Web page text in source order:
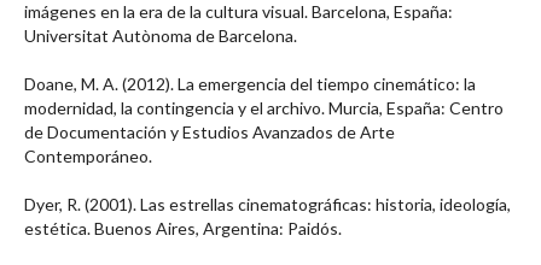
imágenes en la era de la cultura visual. Barcelona, España:
Universitat Autònoma de Barcelona.
Doane, M. A. (2012). La emergencia del tiempo cinemático: la
modernidad, la contingencia y el archivo. Murcia, España: Centro
de Documentación y Estudios Avanzados de Arte
Contemporáneo.
Dyer, R. (2001). Las estrellas cinematográficas: historia, ideología,
estética. Buenos Aires, Argentina: Paidós.